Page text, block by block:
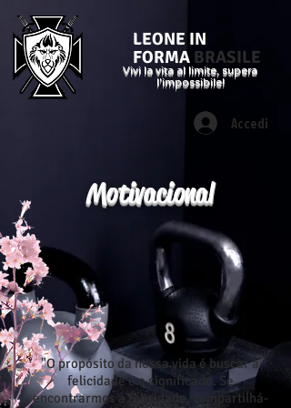
LEONE IN
FORMA BRASILE
Vivi la vita al limite, supera
l'impossibile!
Accedi
Motivacional
"O propósito da nossa vida é buscar a
felicidade e o significado. Se
encontrarmos a felicidade, compartilhá-